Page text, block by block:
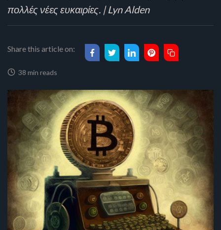
πολλές νέες ευκαιρίες. | Lyn Alden
Share this article on:
38 min reads